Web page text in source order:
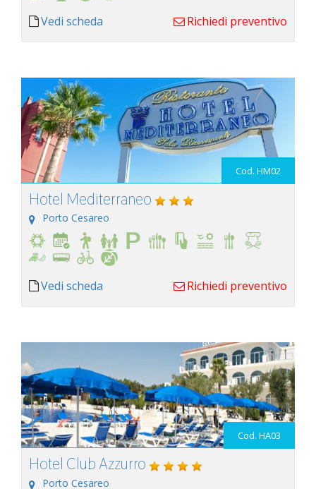
Vedi scheda Richiedi preventivo
Cod. HM02
Hotel Mediterraneo
Porto Cesareo
Vedi scheda Richiedi preventivo
Cod. HA03
Hotel Club Azzurro
Porto Cesareo